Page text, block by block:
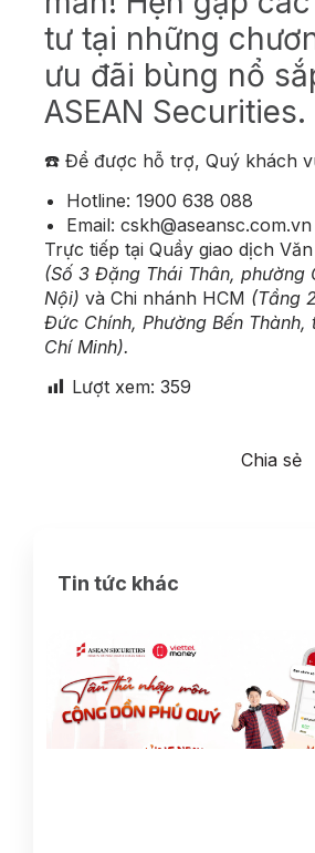
tư tại những
ưu đãi bùng nổ
ASEAN Securities.
☎️ Để được hỗ trợ, Quý khách
Hotline: 1900 638 088
Email: cskh@aseansc.com.vn
Trực tiếp tại Quầy giao dịch
(Số 3 Đặng Thái Thân, phường
Nội) và Chi nhánh HCM (Tầng
Đức Chính, Phường Bến Thành,
Chí Minh).
Lượt xem: 359
Chia sẻ
Tin tức khác